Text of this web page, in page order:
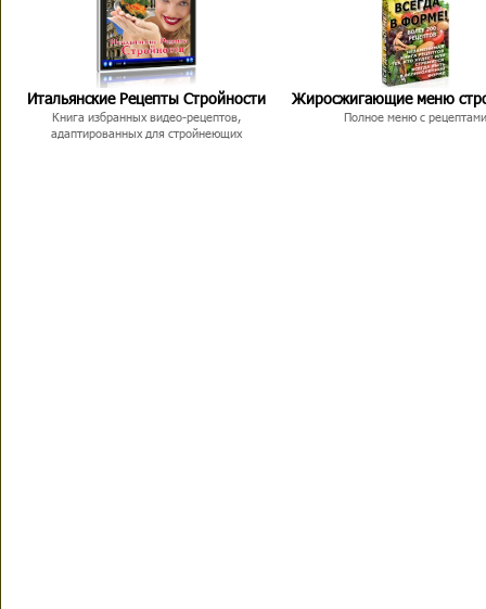
Итальянские Рецепты Стройности
Книга избранных видео-рецептов,
адаптированных для стройнеющих
Жиросжигающие меню
Полное меню с рецептами